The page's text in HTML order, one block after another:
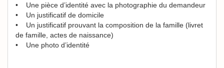
• Une pièce d’identité avec la photographie du demandeur
• Un justificatif de domicile
• Un justificatif prouvant la composition de la famille (livret
de famille, actes de naissance)
• Une photo d’identité